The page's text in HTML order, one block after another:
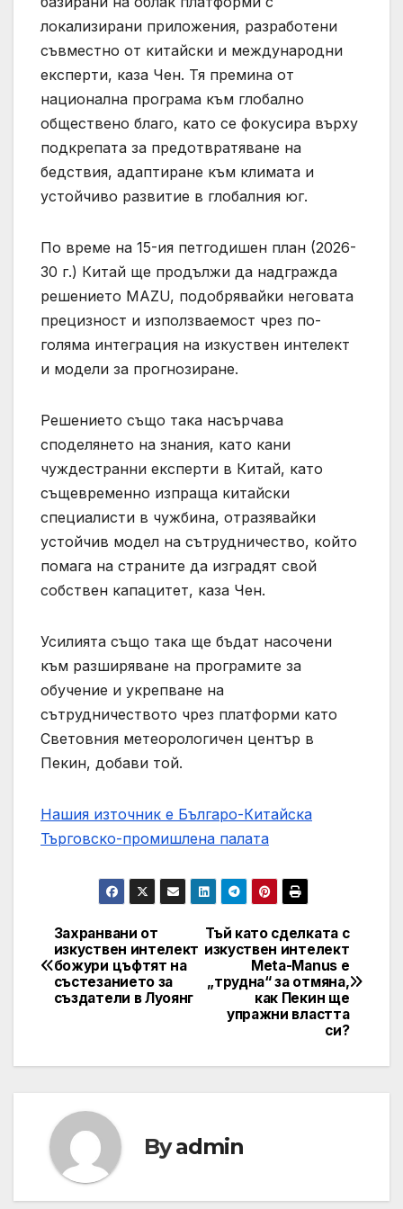
локализирани приложения, разработени
съвместно от китайски и международни
експерти, каза Чен. Тя премина от
национална програма към глобално
обществено благо, като се фокусира върху
подкрепата за предотвратяване на
бедствия, адаптиране към климата и
устойчиво развитие в глобалния юг.
По време на 15-ия петгодишен план (2026-
30 г.) Китай ще продължи да надгражда
решението MAZU, подобрявайки неговата
прецизност и използваемост чрез по-
голяма интеграция на изкуствен интелект
и модели за прогнозиране.
Решението също така насърчава
споделянето на знания, като кани
чуждестранни експерти в Китай, като
същевременно изпраща китайски
специалисти в чужбина, отразявайки
устойчив модел на сътрудничество, който
помага на страните да изградят свой
собствен капацитет, каза Чен.
Усилията също така ще бъдат насочени
към разширяване на програмите за
обучение и укрепване на
сътрудничеството чрез платформи като
Световния метеорологичен център в
Пекин, добави той.
Нашия източник е Българо-Китайска
Търговско-промишлена палaта
Post
navigation
Тъй като сделката с
изкуствен интелект
Meta-Manus е
„трудна“ за отмяна,
как Пекин ще
упражни властта
си?
Захранвани от
изкуствен интелект
божури цъфтят на
състезанието за
създатели в Луоянг
Byadmin